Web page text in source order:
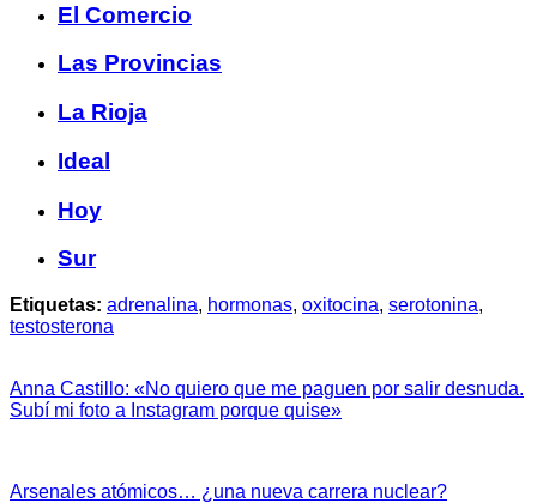
El Comercio
Las Provincias
La Rioja
Ideal
Hoy
Sur
Etiquetas: adrenalina, hormonas, oxitocina, serotonina,
testosterona
Anna Castillo: «No quiero que me paguen por salir desnuda.
Subí mi foto a Instagram porque quise»
Arsenales atómicos… ¿una nueva carrera nuclear?